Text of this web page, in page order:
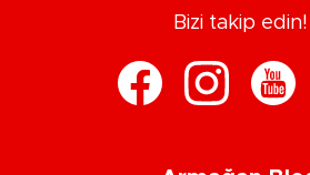
Bizi takip edin!